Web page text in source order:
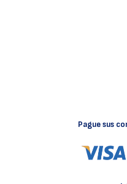
Pague sus